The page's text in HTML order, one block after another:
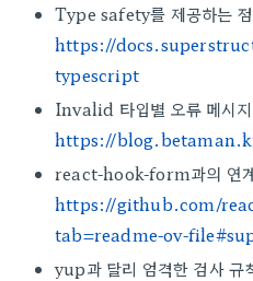
Type safety를 제공하는
https://
typescript
Invalid 타입별 오류 메시
https://
react-hook-form과의 연
https://github.com/
tab=readme-ov-
yup과 달리 엄격한 검사 규